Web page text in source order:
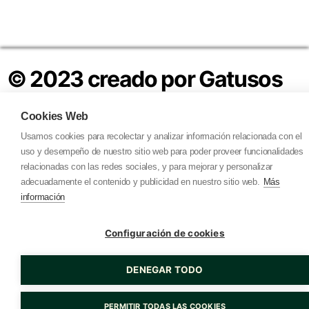
© 2023 creado por Gatusos
Cookies Web
Usamos cookies para recolectar y analizar información relacionada con el
uso y desempeño de nuestro sitio web para poder proveer funcionalidades
relacionadas con las redes sociales, y para mejorar y personalizar
adecuadamente el contenido y publicidad en nuestro sitio web. Más
información
Configuración de cookies
DENEGAR TODO
PERMITIR TODAS LAS COOKIES